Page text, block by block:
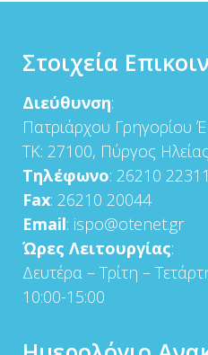
Στοιχεία
Διεύθυνση:
Πατριάρχου Γρηγορίου Έ
ΤΚ: 27100, Πύργος Ηλείας
Τηλέφωνο: 26210 22311
Fax: 26210 20044
Email: ispo@otenet.gr
Ώρες Λειτουργίας:
Δευτέρα – Τρίτη –
10:00-15:00